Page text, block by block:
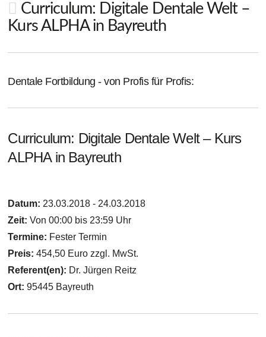
Curriculum: Digitale Dentale Welt –
Kurs ALPHA in Bayreuth
Dentale Fortbildung - von Profis für Profis:
Curriculum: Digitale Dentale Welt – Kurs
ALPHA in Bayreuth
Datum: 23.03.2018 - 24.03.2018
Zeit: Von 00:00 bis 23:59 Uhr
Termine: Fester Termin
Preis: 454,50 Euro zzgl. MwSt.
Referent(en): Dr. Jürgen Reitz
Ort:95445 Bayreuth